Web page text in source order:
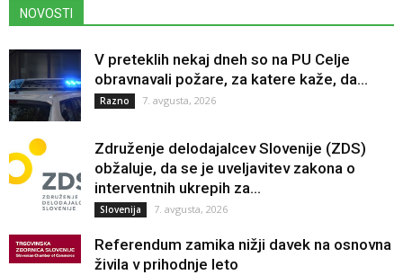
NOVOSTI
V preteklih nekaj dneh so na PU Celje
obravnavali požare, za katere kaže, da...
Razno 7. avgusta, 2026
Združenje delodajalcev Slovenije (ZDS)
obžaluje, da se je uveljavitev zakona o
interventnih ukrepih za...
Slovenija 7. avgusta, 2026
Referendum zamika nižji davek na osnovna
živila v prihodnje leto